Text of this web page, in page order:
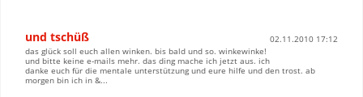
und tschüß
02.11.2010 17:12
das glück soll euch allen winken. bis bald und so. winkewinke!
und bitte keine e-mails mehr. das ding mache ich jetzt aus. ich
danke euch für die mentale unterstützung und eure hilfe und den trost. ab
morgen bin ich in &...